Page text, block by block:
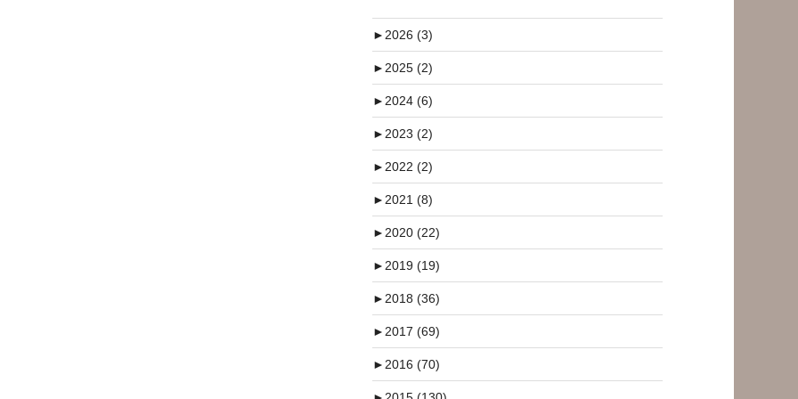
►2026 (3)
►2025 (2)
►2024 (6)
►2023 (2)
►2022 (2)
►2021 (8)
►2020 (22)
►2019 (19)
►2018 (36)
►2017 (69)
►2016 (70)